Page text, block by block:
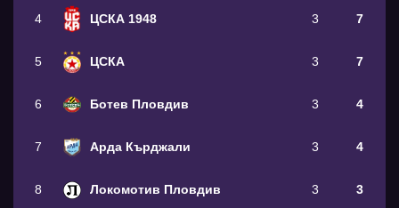
4 ЦСКА 1948 3 7
5 ЦСКА 3 7
6 Ботев Пловдив 3 4
7 Арда Кърджали 3 4
8 Локомотив Пловдив 3 3